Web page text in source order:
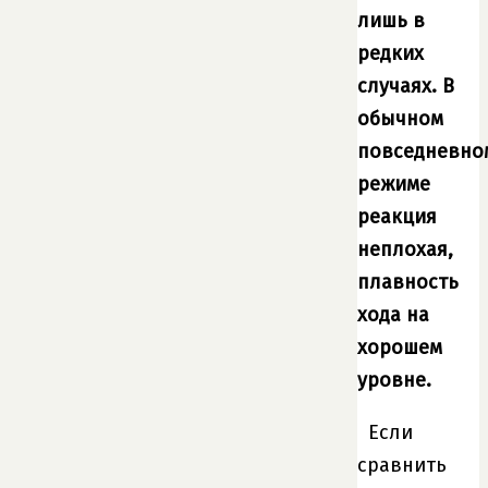
лишь в
редких
случаях. В
обычном
режиме
реакция
неплохая,
плавность
хода на
хорошем
уровне.
Если
сравнить